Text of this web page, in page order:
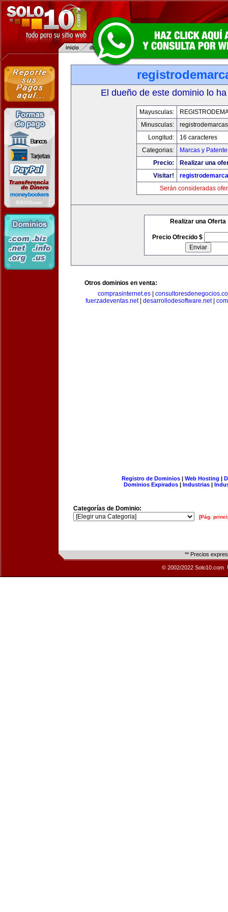
El dueño de este dominio lo
Mayusculas:
Minusculas:
Longitud:
16 caracteres
Categorias:
Marcas y
Precio:
Realizar una
Visitar!
Serán consideradas
Realizar una Oferta
Precio Ofrecido $
Otros dominios en venta:
comprasinternet.es|
fuerzadeventas.net| desarrollodesoftware.net|
Registro de Dominios| Web Hosting |
Dominios Expirados | Industrias |
Categorías de Dominio:
[Pág.
** Precios
© 2002/2022 Solo10.com